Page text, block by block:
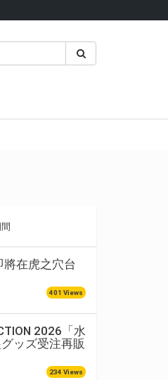
將在虎之穴台
401 Views
2026「水
ッズ受注再販
234 Views